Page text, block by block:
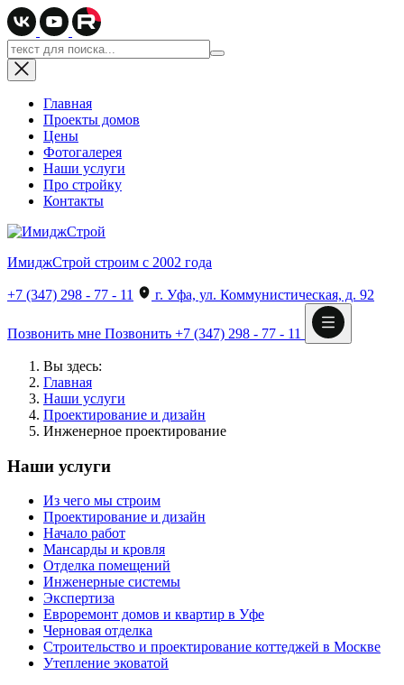
Главная
Проекты домов
Цены
Фотогалерея
Наши услуги
Про стройку
Контакты
ИмиджСтрой строим с 2002 года
+7 (347) 298 - 77 - 11 г. Уфа, ул. Коммунистическая, д. 92
Позвонить мне Позвонить +7 (347) 298 - 77 - 11
Вы здесь:
Главная
Наши услуги
Проектирование и дизайн
Инженерное проектирование
Наши услуги
Из чего мы строим
Проектирование и дизайн
Начало работ
Мансарды и кровля
Отделка помещений
Инженерные системы
Экспертиза
Евроремонт домов и квартир в Уфе
Черновая отделка
Строительство и проектирование коттеджей в Москве
Утепление эковатой